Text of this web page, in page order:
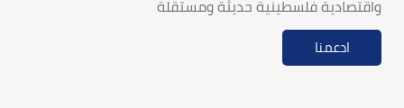
واقتصادية فلسطينية حديثة ومستقلة
ادعمنا